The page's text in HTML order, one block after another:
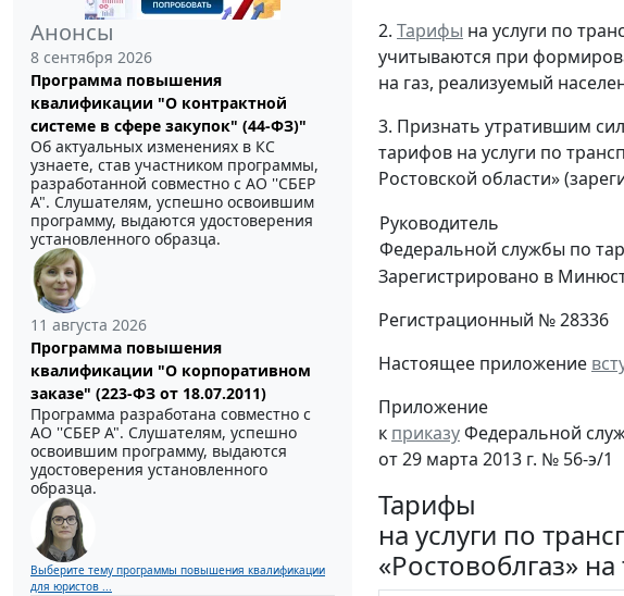
Анонсы
8 сентября 2026
Программа повышения
квалификации "О контрактной
системе в сфере закупок" (44-ФЗ)"
Об актуальных изменениях в КС
узнаете, став участником программы,
разработанной совместно с АО ''СБЕР
А". Слушателям, успешно освоившим
программу, выдаются удостоверения
установленного образца.
11 августа 2026
Программа повышения
квалификации "О корпоративном
заказе" (223-ФЗ от 18.07.2011)
Программа разработана совместно с
АО ''СБЕР А". Слушателям, успешно
освоившим программу, выдаются
удостоверения установленного
образца.
Выберите тему программы повышения квалификации
для юристов ...
2. Тарифы на услуги по
учитываются при
на газ, реализуемый
3. Признать утратившим
тарифов на услуги по
Ростовской области»
Руководитель
Федеральной службы по
Зарегистрировано в
Регистрационный № 28336
Настоящее приложение
Приложение
к приказуФедеральной
от 29 марта 2013 г. № 56-э/1
Тарифы
на услуги по
«Ростовоблгаз»